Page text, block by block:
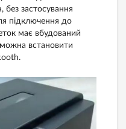
без застосування
підключення до
має вбудований
встановити